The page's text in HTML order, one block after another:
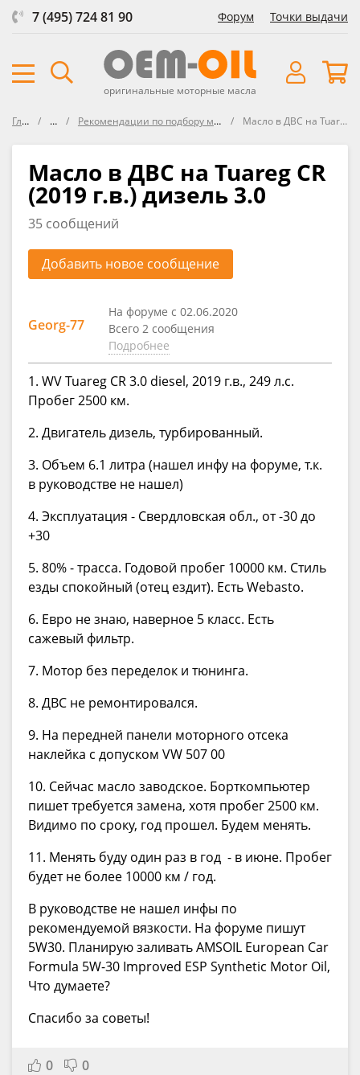
7 (495) 724 81 90 Форум Точки выдачи
оригинальные моторные масла
Главная ФорумРекомендации по подбору масла в Volkswagen, Seat , Audi, Škoda Масло в ДВС на Tuareg CR (2019 г.в.) дизель 3.0
Масло в ДВС на Tuareg CR
(2019 г.в.) дизель 3.0
35 сообщений
Добавить новое сообщение
Georg-77
На форуме с 02.06.2020
Всего 2 сообщения
Подробнее
1. WV Tuareg CR 3.0 diesel, 2019 г.в., 249 л.с.
Пробег 2500 км.
2. Двигатель дизель, турбированный.
3. Объем 6.1 литра (нашел инфу на форуме, т.к.
в руководстве не нашел)
4. Эксплуатация - Свердловская обл., от -30 до
+30
5. 80% - трасса. Годовой пробег 10000 км. Стиль
езды спокойный (отец ездит). Есть Webasto.
6. Евро не знаю, наверное 5 класс. Есть
сажевый фильтр.
7. Мотор без переделок и тюнинга.
8. ДВС не ремонтировался.
9. На передней панели моторного отсека
наклейка с допуском VW 507 00
10. Сейчас масло заводское. Борткомпьютер
пишет требуется замена, хотя пробег 2500 км.
Видимо по сроку, год прошел. Будем менять.
11. Менять буду один раз в год - в июне. Пробег
будет не более 10000 км / год.
В руководстве не нашел инфы по
рекомендуемой вязкости. На форуме пишут
5W30. Планирую заливать AMSOIL European Car
Formula 5W-30 Improved ESP Synthetic Motor Oil,
Что думаете?
Спасибо за советы!
0 0